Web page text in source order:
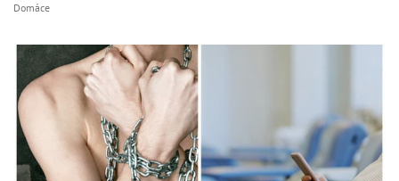
Domáce